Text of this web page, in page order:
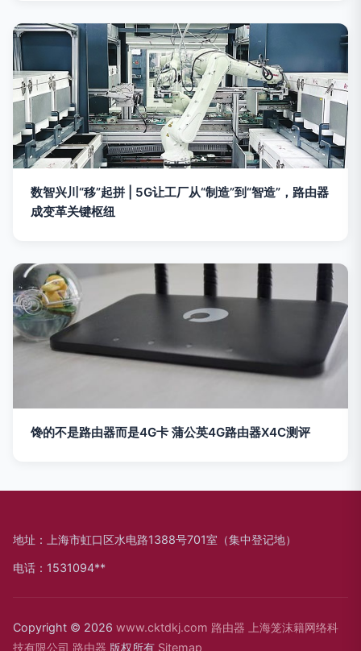
数智兴川“移”起拼 | 5G让工厂从“制造”到“智造”，路由器
成变革关键枢纽
馋的不是路由器而是4G卡 蒲公英4G路由器X4C测评
地址：上海市虹口区水电路1388号701室（集中登记地）
电话：1531094**
Copyright © 2026 www.cktdkj.com 路由器
上海笼沫籍网络科
技有限公司 路由器 版权所有 Sitemap